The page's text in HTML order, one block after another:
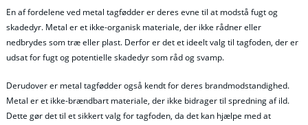
En af fordelene ved metal tagfødder er deres evne til at modstå fugt og
skadedyr. Metal er et ikke-organisk materiale, der ikke rådner eller
nedbrydes som træ eller plast. Derfor er det et ideelt valg til tagfoden, der er
udsat for fugt og potentielle skadedyr som råd og svamp.
Derudover er metal tagfødder også kendt for deres brandmodstandighed.
Metal er et ikke-brændbart materiale, der ikke bidrager til spredning af ild.
Dette gør det til et sikkert valg for tagfoden, da det kan hjælpe med at